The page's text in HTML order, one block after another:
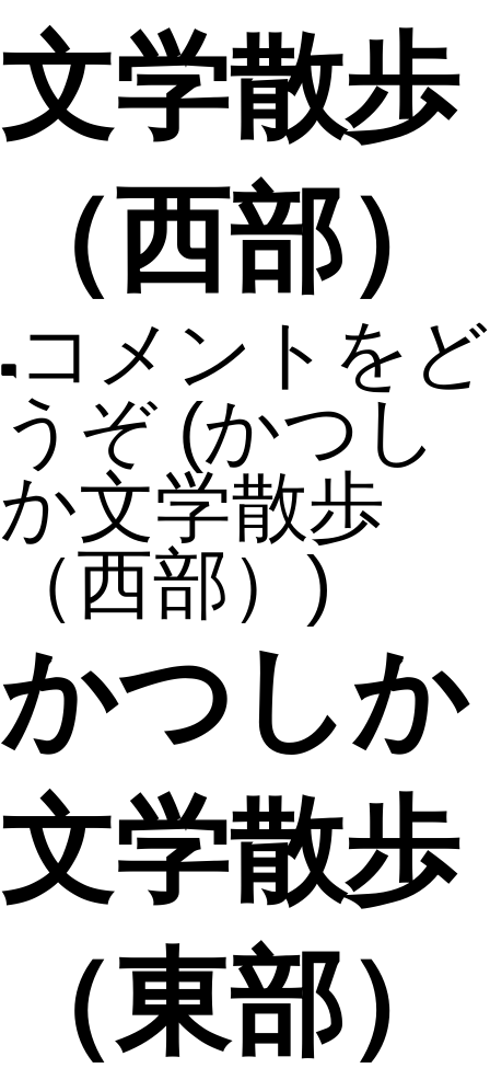
文学散歩
（西部）
コメントをど
うぞ (かつし
か文学散歩
（西部）)
かつしか
文学散歩
（東部）